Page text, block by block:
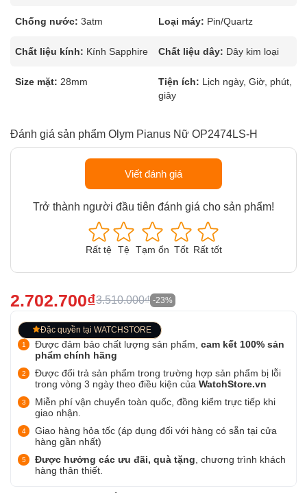
Chống nước: 3atm Loại máy: Pin/Quartz
Chất liệu kính: Kính Sapphire Chất liệu dây: Dây kim loại
Size mặt: 28mm Tiện ích: Lịch ngày, Giờ, phút,
giây
Đánh giá sản phẩm Olym Pianus Nữ OP2474LS-H
Viết đánh giá
Trở thành người đầu tiên đánh giá cho sản phẩm!
Rất tệ Tệ Tạm ổn Tốt Rất tốt
2.702.700₫3.510.000₫ -23%
Đặc quyền tại WATCHSTORE
Được đảm bảo chất lượng sản phẩm, cam kết 100% sản
phẩm chính hãng
Được đổi trả sản phẩm trong trường hợp sản phẩm bị lỗi
trong vòng 3 ngày theo điều kiện của WatchStore.vn
Miễn phí vận chuyển toàn quốc, đồng kiểm trực tiếp khi
giao nhận.
Giao hàng hỏa tốc (áp dụng đối với hàng có sẵn tại cửa
hàng gần nhất)
Được hưởng các ưu đãi, quà tặng , chương trình khách
hàng thân thiết.